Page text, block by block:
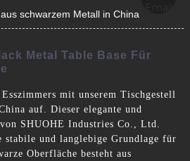
schwarzem Metall in China
Metal Table Base Für
mit unserem Tischgestell
auf. Dieser elegante und
SHUOHE Industries Co., Ltd.
stabile und langlebige Grundlage für
Oberfläche besteht aus